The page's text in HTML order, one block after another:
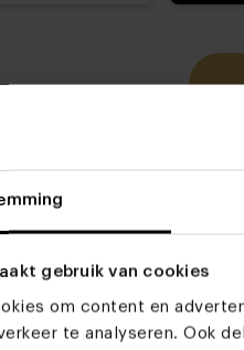
gebruik van cookies
om content en
te analyseren. Ook